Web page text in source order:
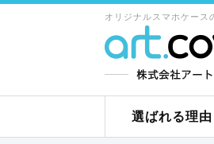
オリジナルスマホケース
選ばれる理由